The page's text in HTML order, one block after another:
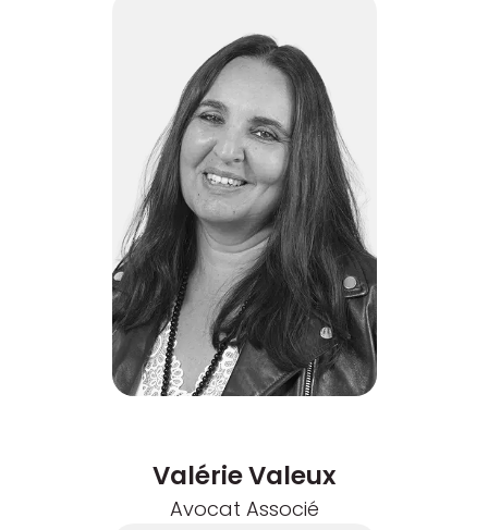
Valérie Valeux
Avocat Associé